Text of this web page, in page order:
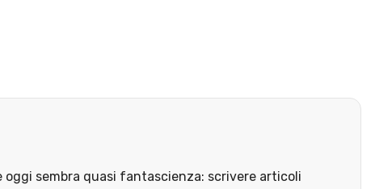
oggi sembra quasi fantascienza: scrivere articoli